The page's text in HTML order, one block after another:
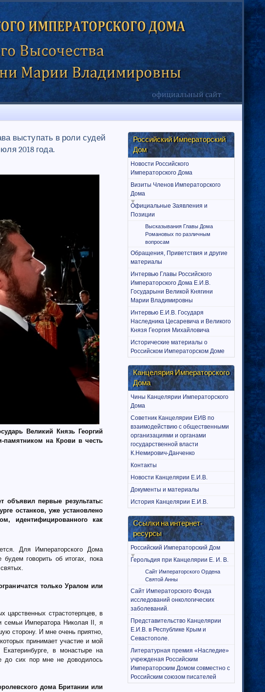
выступать в роли судей
2018 года.
Великий Князь Георгий
на Крови в честь
объявил первые результаты:
останков, уже установлено
идентифицированного как
Для Императорского Дома
говорить об итогах, пока
только Уралом или
царственных страстотерпцев, в
семьи Императора Николая II, я
сторону. И мне очень приятно,
принимает участие и мой
в монастыре на
до сих пор мне не доводилось
дома Британии или
Российский Императорский
Дом
Новости Российского
Императорского Дома
Визиты Членов Императорского
Дома
Официальные Заявления и
Позиции
Высказывания Главы Дома
Романовых по различным
вопросам
Обращения, Приветствия и другие
материалы
Интервью Главы Российского
Императорского Дома Е.И.В.
Государыни Великой Княгини
Марии Владимировны
Интервью Е.И.В. Государя
Наследника Цесаревича и Великого
Князя Георгия Михайловича
Исторические материалы о
Российском Императорском Доме
Канцелярия Императорского
Дома
Чины Канцелярии Императорского
Дома
Советник Канцелярии ЕИВ по
взаимодействию с общественными
организациями и органами
государственной власти
К.Немирович-Данченко
Контакты
Новости Канцелярии Е.И.В.
Документы и материалы
История Канцелярии Е.И.В.
Ссылки на интернет-
ресурсы
Российский Императорский Дом
Герольдия при Канцелярии Е. И. В.
Сайт Императорского Ордена
Святой Анны
Сайт Императорского Фонда
исследований онкологических
заболеваний.
Представительство Канцелярии
Е.И.В. в Республике Крым и
Севастополе.
Литературная премия «Наследие»
учрежденая Российским
Императорским Домом совместно с
Российским союзом писателей